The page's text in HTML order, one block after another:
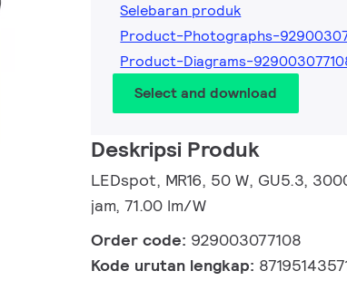
Selebaran produk
Product-Photographs-
Product-Diagrams-
Select and download
Deskripsi Produk
LEDspot, MR16, 50 W, GU5.3,
jam, 71.00 lm/W
Order code: 929003077108
Kode urutan lengkap: